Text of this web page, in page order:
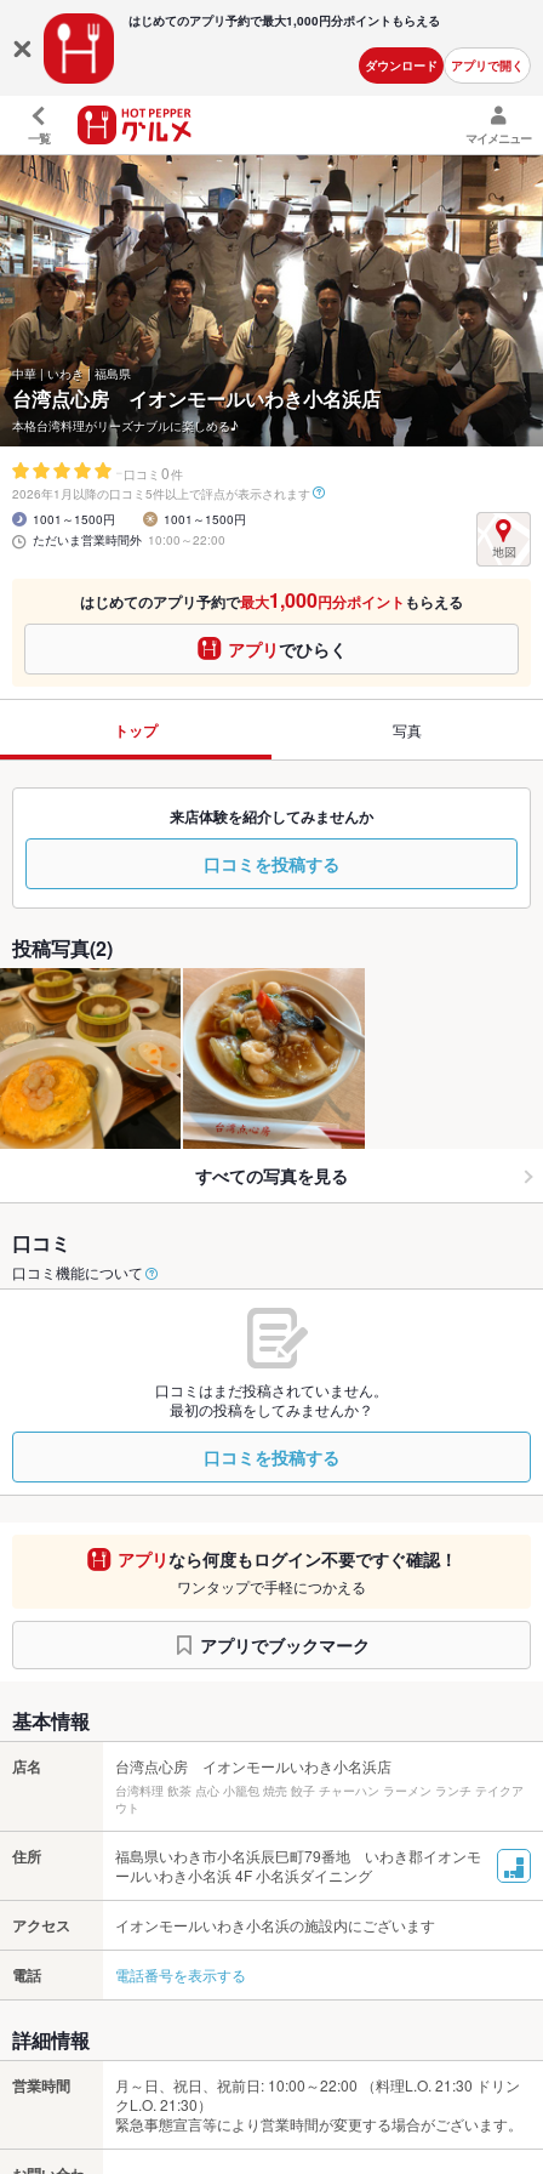
はじめてのアプリ予約で最大1,000円分ポイントもらえる
ダウンロード アプリで開く
一覧 マイメニュー
中華 | いわき | 福島県
台湾点心房 イオンモールいわき小名浜店
本格台湾料理がリーズナブルに楽しめる♪
- 口コミ 0件
2026年1月以降の口コミ5件以上で評点が表示されます
1001～1500円
1001～1500円
ただいま営業時間外 10:00～22:00
はじめてのアプリ予約で最大1,000円分ポイント もらえる
アプリでひらく
トップ 写真
来店体験を紹介してみませんか
口コミを投稿する
投稿写真(2)
すべての写真を見る
口コミ
口コミ機能について
口コミはまだ投稿されていません。
最初の投稿をしてみませんか？
口コミを投稿する
アプリなら何度もログイン不要ですぐ確認！
ワンタップで手軽につかえる
アプリでブックマーク
基本情報
店名 台湾点心房 イオンモールいわき小名浜店
台湾料理 飲茶 点心 小籠包 焼売 餃子 チャーハン ラーメン ランチ テイクア
ウト
住所
福島県いわき市小名浜辰巳町79番地 いわき郡イオンモ
ールいわき小名浜 4F 小名浜ダイニング
アクセス イオンモールいわき小名浜の施設内にございます
電話 電話番号を表示する
詳細情報
営業時間
月～日、祝日、祝前日: 10:00～22:00 （料理L.O. 21:30 ドリン
クL.O. 21:30）
緊急事態宣言等により営業時間が変更する場合がございます。